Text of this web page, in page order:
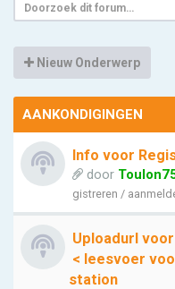
Nieuw Onderwerp
AANKONDIGINGEN
Info voor
door
gistreren /
Uploadurl
< leesvoer
station